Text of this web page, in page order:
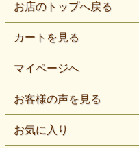
お店のトップへ戻る
カートを見る
マイページへ
お客様の声を見る
お気に入り